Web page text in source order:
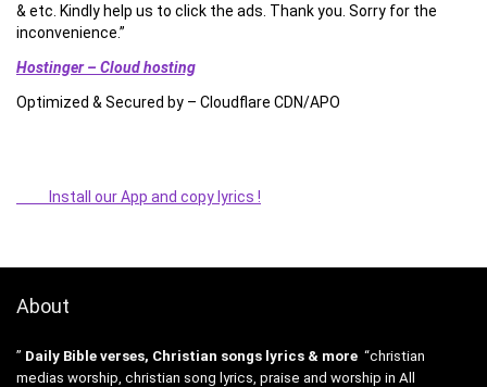
& etc. Kindly help us to click the ads. Thank you. Sorry for the
inconvenience.”
Hostinger – Cloud hosting
Optimized & Secured by – Cloudflare CDN/APO
Install our App and copy lyrics !
About
” Daily Bible verses, Christian songs lyrics & more “christian
medias worship, christian song lyrics, praise and worship in All